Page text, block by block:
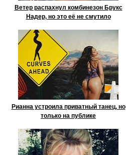
Ветер распахнул комбинезон Брукс
Надер, но это её не смутило
Рианна устроила приватный танец, но
только на публике